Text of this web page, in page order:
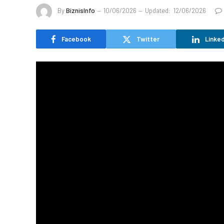
ByBiznisInfo 10/06/2026 Updated: 12/06/2026
Facebook Twitter